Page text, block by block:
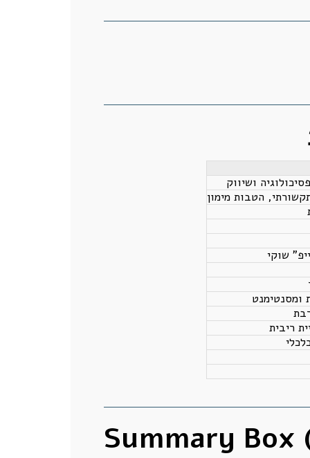
ושיווק
הטבות מימון
שוקי
ומסנטימנט
ריבית
Summary Box